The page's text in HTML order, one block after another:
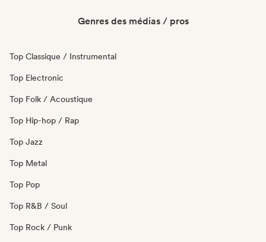
Genres des médias / pros
Top Classique / Instrumental
Top Electronic
Top Folk / Acoustique
Top Hip-hop / Rap
Top Jazz
Top Metal
Top Pop
Top R&B / Soul
Top Rock / Punk